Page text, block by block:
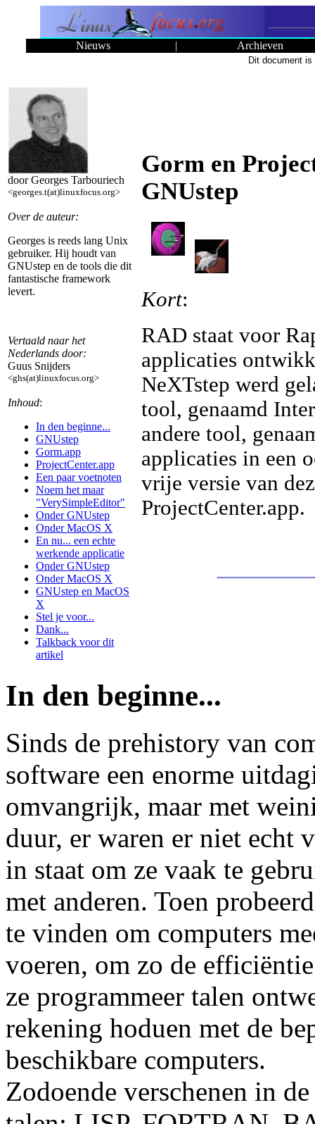
Nieuws | Archieven
Dit document
door Georges Tarbouriech
<georges.t(at)linuxfocus.org>
Over de auteur:
Georges is reeds lang Unix
gebruiker. Hij houdt van
GNUstep en de tools die dit
fantastische framework
levert.
Vertaald naar het
Nederlands door:
Guus Snijders
<ghs(at)linuxfocus.org>
Inhoud:
In den beginne...
GNUstep
Gorm.app
ProjectCenter.app
Een paar voetnoten
Noem het maar
"VerySimpleEditor"
Onder GNUstep
Onder MacOS X
En nu... een echte
werkende applicatie
Onder GNUstep
Onder MacOS X
GNUstep en MacOS
X
Stel je voor...
Dank...
Talkback voor dit
artikel
Gorm en
GNUstep
Kort:
RAD staat voor
applicaties
NeXTstep werd
tool, genaamd
andere tool,
applicaties in een
vrije versie van
ProjectCenter.app.
In den beginne...
Sinds de prehistory van
software een enorme
omvangrijk, maar met
duur, er waren er niet echt
in staat om ze vaak te
met anderen. Toen
te vinden om computers
voeren, om zo de
ze programmeer talen
rekening hoduen met de
beschikbare computers.
Zodoende verschenen in